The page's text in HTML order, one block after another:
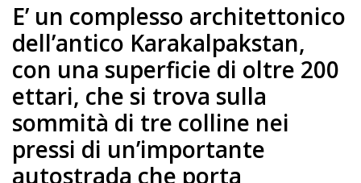
E’ un complesso architettonico
dell’antico Karakalpakstan,
con una superficie di oltre 200
ettari, che si trova sulla
sommità di tre colline nei
pressi di un’importante
autostrada che porta